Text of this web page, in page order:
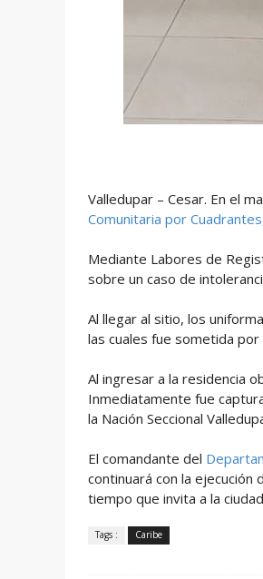
Valledupar – Cesar. En el
Comunitaria por
Mediante Labores de
sobre un caso de
Al llegar al sitio, los
las cuales fue sometida
Al ingresar a la residencia
Inmediatamente fue
la Nación Seccional
El comandante del
continuará con la ejecución
tiempo que invita a la
Tags : Caribe